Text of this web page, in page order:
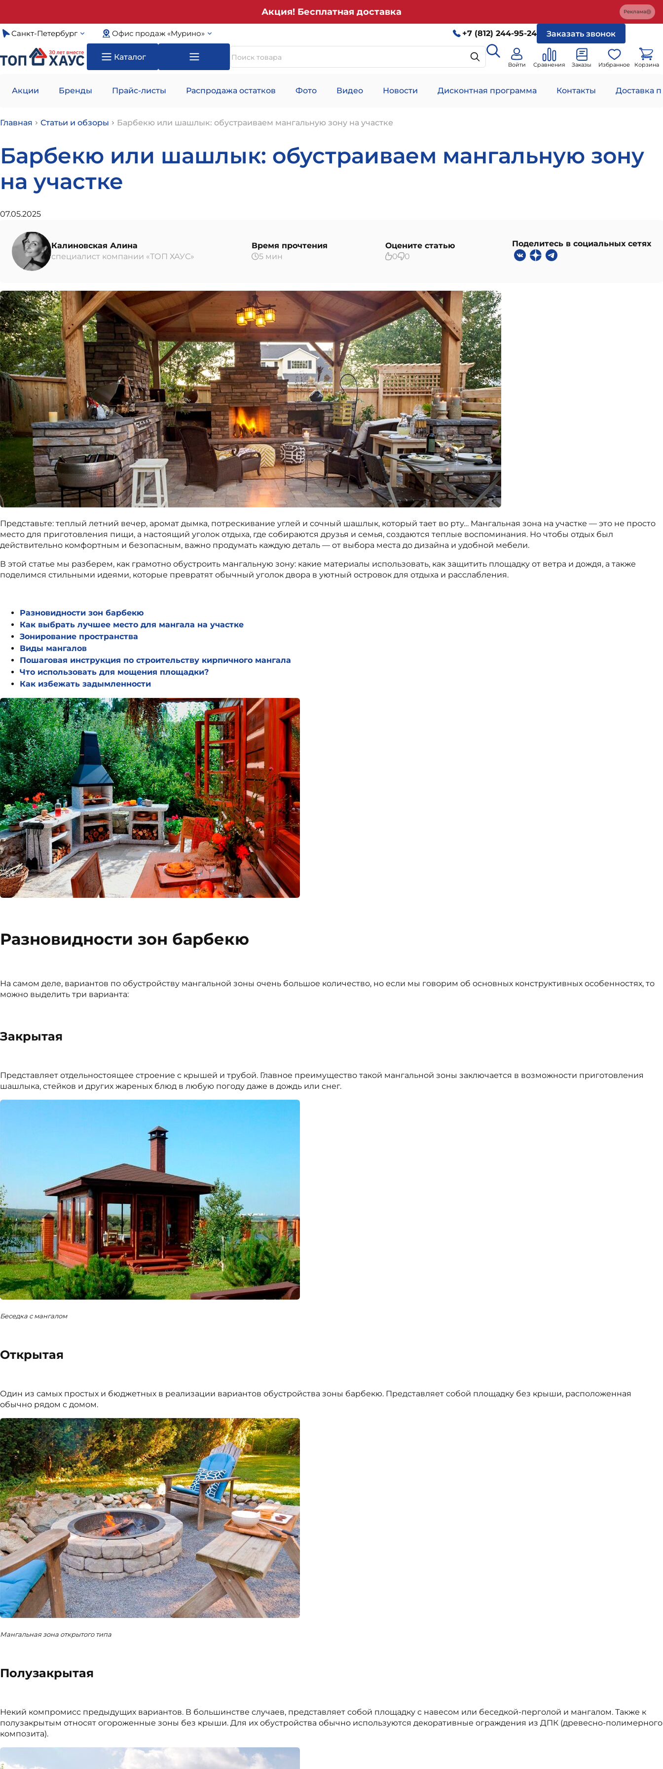
Акция! Бесплатная доставка Реклама
Санкт-Петербург Офис продаж «Мурино» +7 (812) 244-95-24 Заказать звонок
Каталог
Войти Сравнения Заказы Избранное Корзина
Акции Бренды Прайс-листы Распродажа остатков Фото Видео Новости Дисконтная программа Контакты Доставка
Главная Статьи и обзоры Барбекю или шашлык: обустраиваем мангальную зону на участке
Барбекю или шашлык: обустраиваем мангальную зону
на участке
07.05.2025
Калиновская Алина
специалист компании «ТОП ХАУС»
Время прочтения
5 мин
Оцените статью
0
0
Поделитесь в социальных сетях
Представьте: теплый летний вечер, аромат дымка, потрескивание углей и сочный шашлык, который тает во рту… Мангальная зона на участке — это не просто
место для приготовления пищи, а настоящий уголок отдыха, где собираются друзья и семья, создаются теплые воспоминания. Но чтобы отдых был
действительно комфортным и безопасным, важно продумать каждую деталь — от выбора места до дизайна и удобной мебели.
В этой статье мы разберем, как грамотно обустроить мангальную зону: какие материалы использовать, как защитить площадку от ветра и дождя, а также
поделимся стильными идеями, которые превратят обычный уголок двора в уютный островок для отдыха и расслабления.
Разновидности зон барбекю
Как выбрать лучшее место для мангала на участке
Зонирование пространства
Виды мангалов
Пошаговая инструкция по строительству кирпичного мангала
Что использовать для мощения площадки?
Как избежать задымленности
Разновидности зон барбекю
На самом деле, вариантов по обустройству мангальной зоны очень большое количество, но если мы говорим об основных конструктивных особенностях, то
можно выделить три варианта:
Закрытая
Представляет отдельностоящее строение с крышей и трубой. Главное преимущество такой мангальной зоны заключается в возможности приготовления
шашлыка, стейков и других жареных блюд в любую погоду даже в дождь или снег.
Беседка с мангалом
Открытая
Один из самых простых и бюджетных в реализации вариантов обустройства зоны барбекю. Представляет собой площадку без крыши, расположенная
обычно рядом с домом.
Мангальная зона открытого типа
Полузакрытая
Некий компромисс предыдущих вариантов. В большинстве случаев, представляет собой площадку с навесом или беседкой-перголой и мангалом. Также к
полузакрытым относят огороженные зоны без крыши. Для их обустройства обычно используются декоративные ограждения из ДПК (древесно-полимерного
композита).